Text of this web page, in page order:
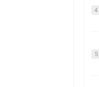
4
5